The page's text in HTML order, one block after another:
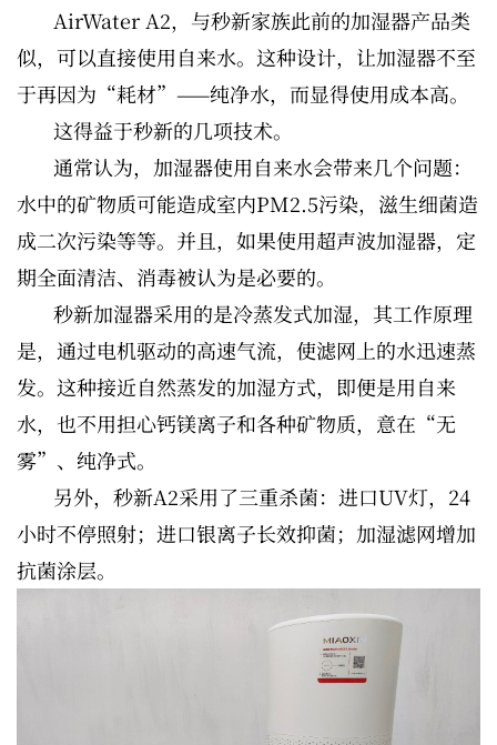
AirWater A2，与秒新家族此前的加湿器产品类
似，可以直接使用自来水。这种设计，让加湿器不至
于再因为“耗材”——纯净水，而显得使用成本高。
这得益于秒新的几项技术。
通常认为，加湿器使用自来水会带来几个问题：
水中的矿物质可能造成室内PM2.5污染，滋生细菌造
成二次污染等等。并且，如果使用超声波加湿器，定
期全面清洁、消毒被认为是必要的。
秒新加湿器采用的是冷蒸发式加湿，其工作原理
是，通过电机驱动的高速气流，使滤网上的水迅速蒸
发。这种接近自然蒸发的加湿方式，即便是用自来
水，也不用担心钙镁离子和各种矿物质，意在“无
雾”、纯净式。
另外，秒新A2采用了三重杀菌：进口UV灯，24
小时不停照射；进口银离子长效抑菌；加湿滤网增加
抗菌涂层。